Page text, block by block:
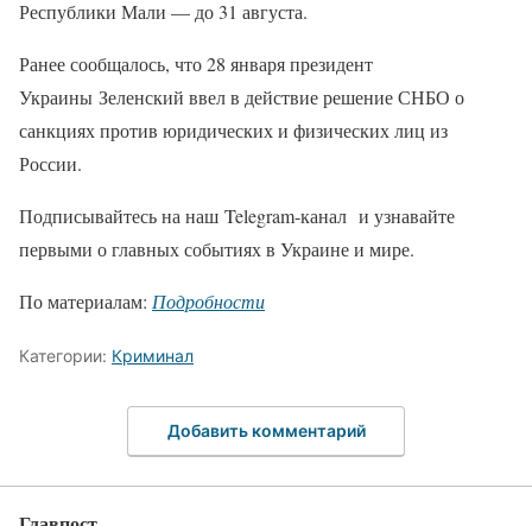
Республики Мали — до 31 августа.
Ранее сообщалось, что 28 января президент
Украины Зеленский ввел в действие решение СНБО о
санкциях против юридических и физических лиц из
России.
Подписывайтесь на наш Telegram-канал и узнавайте
первыми о главных событиях в Украине и мире.
По материалам: Подробности
Категории: Криминал
Добавить комментарий